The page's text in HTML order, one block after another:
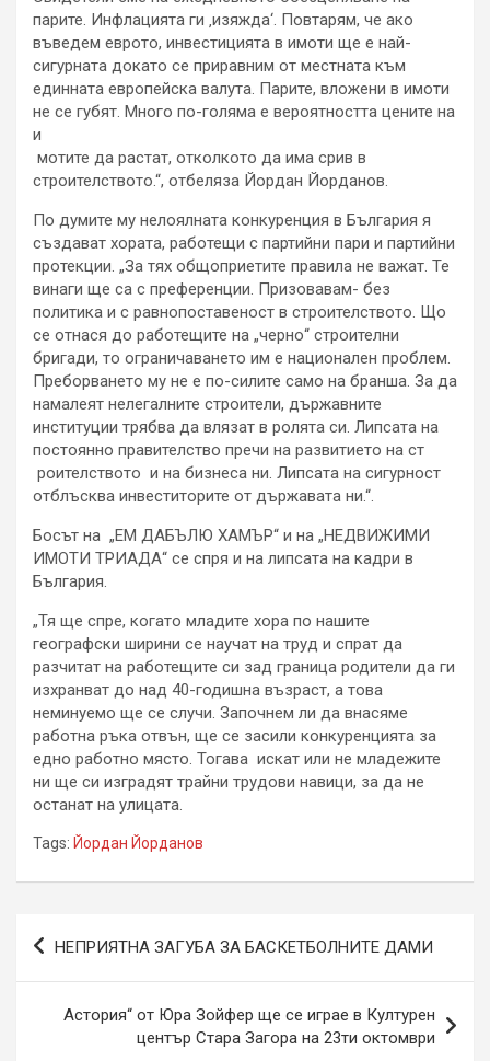
парите. Инфлацията ги ‚изяжда‘. Повтарям, че ако
въведем еврото, инвестицията в имоти ще е най-
сигурната докато се приравним от местната към
единната европейска валута. Парите, вложени в имоти
не се губят. Много по-голяма е вероятността цените на
и
мотите да растат, отколкото да има срив в
строителството.“, отбеляза Йордан Йорданов.
По думите му нелоялната конкуренция в България я
създават хората, работещи с партийни пари и партийни
протекции. „За тях общоприетите правила не важат. Те
винаги ще са с преференции. Призовавам- без
политика и с равнопоставеност в строителството. Що
се отнася до работещите на „черно“ строителни
бригади, то ограничаването им е национален проблем.
Преборването му не е по-силите само на бранша. За да
намалеят нелегалните строители, държавните
институции трябва да влязат в ролята си. Липсата на
постоянно правителство пречи на развитието на ст
роителството и на бизнеса ни. Липсата на сигурност
отблъсква инвеститорите от държавата ни.“.
Босът на „ЕМ ДАБЪЛЮ ХАМЪР“ и на „НЕДВИЖИМИ
ИМОТИ ТРИАДА“ се спря и на липсата на кадри в
България.
„Тя ще спре, когато младите хора по нашите
географски ширини се научат на труд и спрат да
разчитат на работещите си зад граница родители да ги
изхранват до над 40-годишна възраст, а това
неминуемо ще се случи. Започнем ли да внасяме
работна ръка отвън, ще се засили конкуренцията за
едно работно място. Тогава искат или не младежите
ни ще си изградят трайни трудови навици, за да не
останат на улицата.
Tags: Йордан Йорданов
Навигация
НЕПРИЯТНА ЗАГУБА ЗА БАСКЕТБОЛНИТЕ ДАМИ
Астория“ от Юра Зойфер ще се играе в Културен
център Стара Загора на 23ти октомври